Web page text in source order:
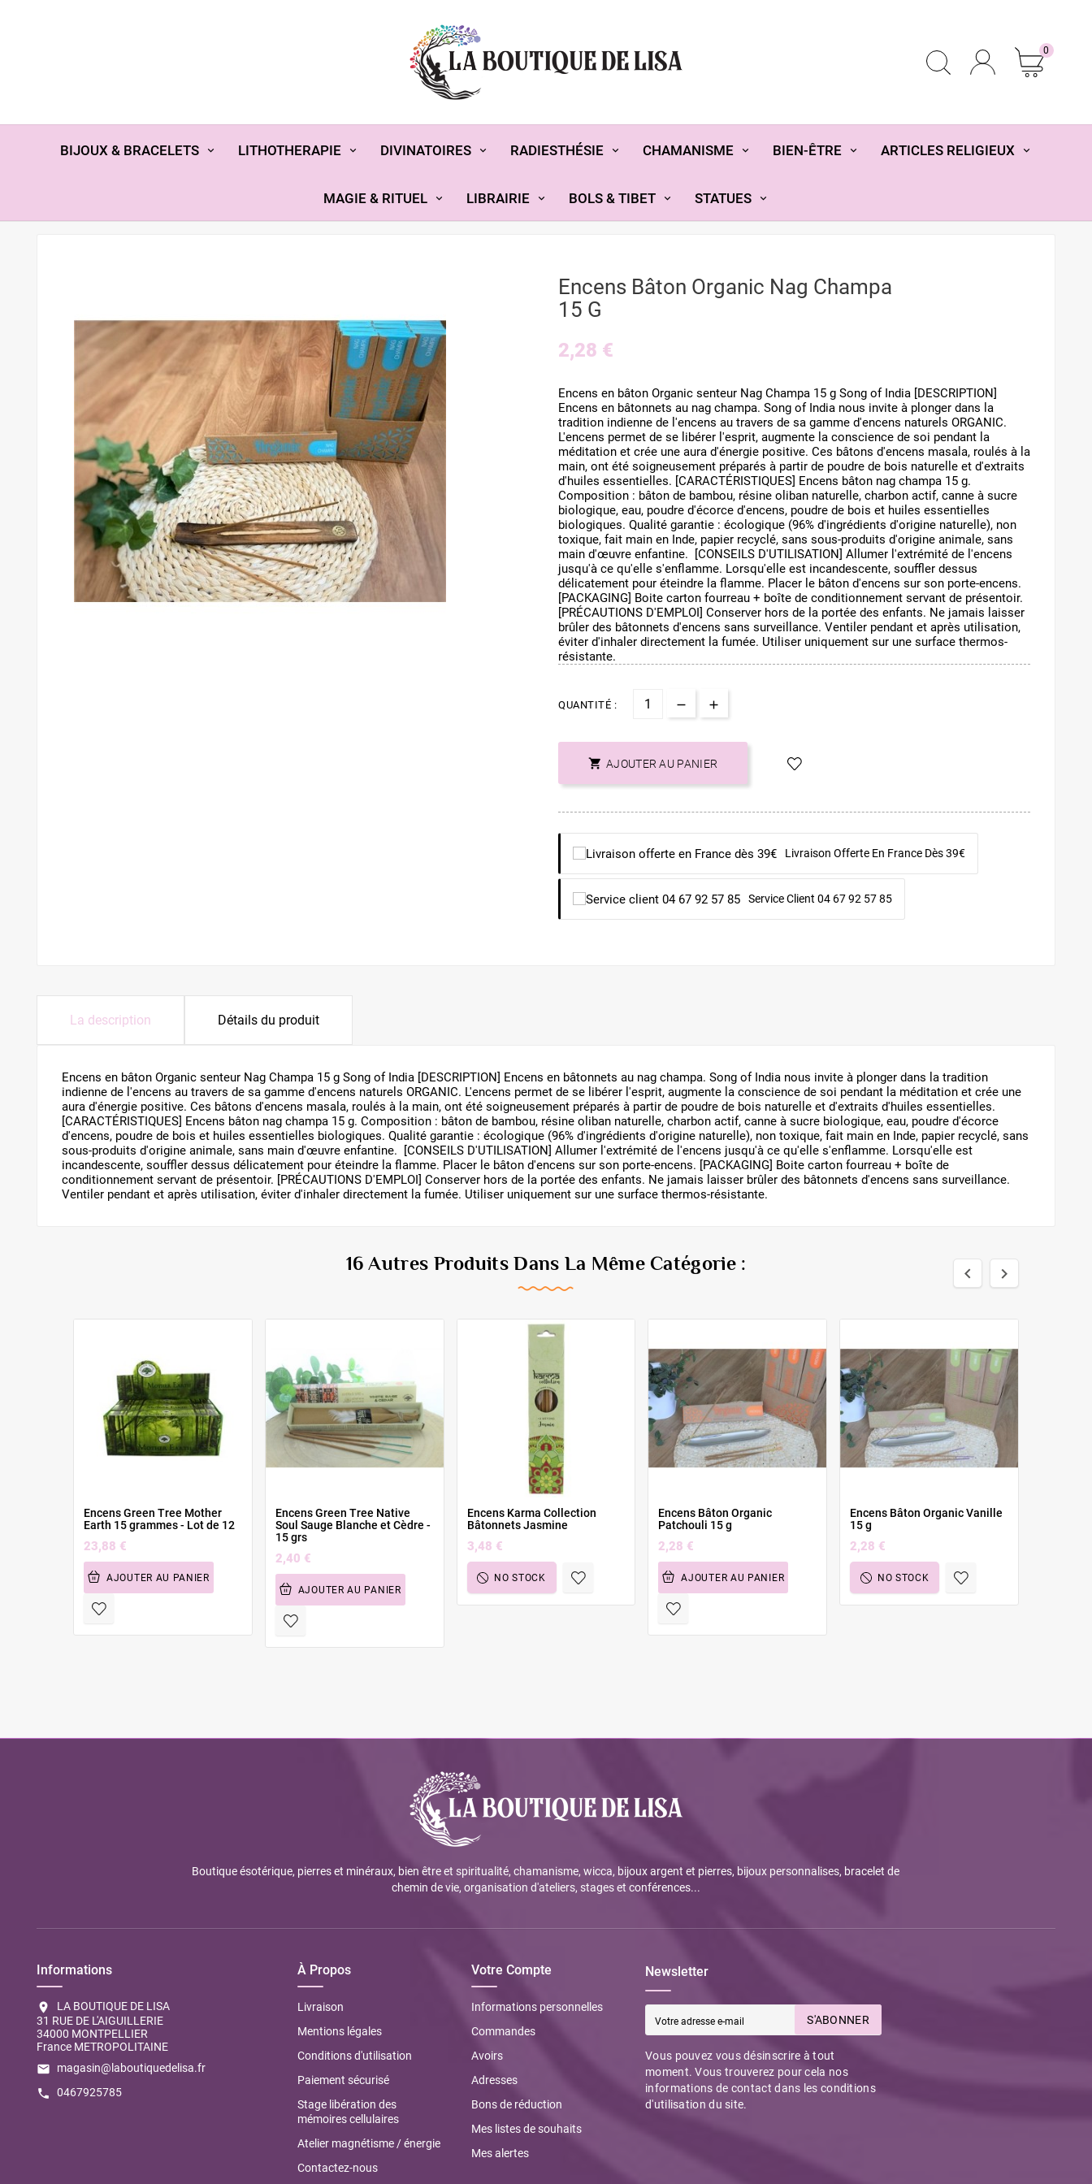
0
BIJOUX & BRACELETS LITHOTHERAPIE DIVINATOIRES RADIESTHÉSIE CHAMANISME BIEN-ÊTRE ARTICLES RELIGIEUX
MAGIE & RITUEL LIBRAIRIE BOLS & TIBET STATUES
Encens Bâton Organic Nag Champa
15 G
2,28 €
Encens en bâton Organic senteur Nag Champa 15 g Song of India [DESCRIPTION]
Encens en bâtonnets au nag champa. Song of India nous invite à plonger dans la
tradition indienne de l'encens au travers de sa gamme d'encens naturels ORGANIC.
L'encens permet de se libérer l'esprit, augmente la conscience de soi pendant la
méditation et crée une aura d'énergie positive. Ces bâtons d'encens masala, roulés à la
main, ont été soigneusement préparés à partir de poudre de bois naturelle et d'extraits
d'huiles essentielles. [CARACTÉRISTIQUES] Encens bâton nag champa 15 g.
Composition : bâton de bambou, résine oliban naturelle, charbon actif, canne à sucre
biologique, eau, poudre d'écorce d'encens, poudre de bois et huiles essentielles
biologiques. Qualité garantie : écologique (96% d'ingrédients d'origine naturelle), non
toxique, fait main en Inde, papier recyclé, sans sous-produits d'origine animale, sans
main d'œuvre enfantine. [CONSEILS D'UTILISATION] Allumer l'extrémité de l'encens
jusqu'à ce qu'elle s'enflamme. Lorsqu'elle est incandescente, souffler dessus
délicatement pour éteindre la flamme. Placer le bâton d'encens sur son porte-encens.
[PACKAGING] Boite carton fourreau + boîte de conditionnement servant de présentoir.
[PRÉCAUTIONS D'EMPLOI] Conserver hors de la portée des enfants. Ne jamais laisser
brûler des bâtonnets d'encens sans surveillance. Ventiler pendant et après utilisation,
éviter d'inhaler directement la fumée. Utiliser uniquement sur une surface thermos-
résistante.
QUANTITÉ :
 AJOUTER AU PANIER
Livraison Offerte En France Dès 39€
Service Client 04 67 92 57 85
La description Détails du produit
Encens en bâton Organic senteur Nag Champa 15 g Song of India [DESCRIPTION] Encens en bâtonnets au nag champa. Song of India nous invite à plonger dans la tradition
indienne de l'encens au travers de sa gamme d'encens naturels ORGANIC. L'encens permet de se libérer l'esprit, augmente la conscience de soi pendant la méditation et crée une
aura d'énergie positive. Ces bâtons d'encens masala, roulés à la main, ont été soigneusement préparés à partir de poudre de bois naturelle et d'extraits d'huiles essentielles.
[CARACTÉRISTIQUES] Encens bâton nag champa 15 g. Composition : bâton de bambou, résine oliban naturelle, charbon actif, canne à sucre biologique, eau, poudre d'écorce
d'encens, poudre de bois et huiles essentielles biologiques. Qualité garantie : écologique (96% d'ingrédients d'origine naturelle), non toxique, fait main en Inde, papier recyclé, sans
sous-produits d'origine animale, sans main d'œuvre enfantine. [CONSEILS D'UTILISATION] Allumer l'extrémité de l'encens jusqu'à ce qu'elle s'enflamme. Lorsqu'elle est
incandescente, souffler dessus délicatement pour éteindre la flamme. Placer le bâton d'encens sur son porte-encens. [PACKAGING] Boite carton fourreau + boîte de
conditionnement servant de présentoir. [PRÉCAUTIONS D'EMPLOI] Conserver hors de la portée des enfants. Ne jamais laisser brûler des bâtonnets d'encens sans surveillance.
Ventiler pendant et après utilisation, éviter d'inhaler directement la fumée. Utiliser uniquement sur une surface thermos-résistante.
16 Autres Produits Dans La Même Catégorie :  
Encens Green Tree Mother
Earth 15 grammes - Lot de 12
23,88 €
AJOUTER AU PANIER
Encens Green Tree Native
Soul Sauge Blanche et Cèdre -
15 grs
2,40 €
AJOUTER AU PANIER
Encens Karma Collection
Bâtonnets Jasmine
3,48 €
NO STOCK
Encens Bâton Organic
Patchouli 15 g
2,28 €
AJOUTER AU PANIER
Encens Bâton Organic Vanille
15 g
2,28 €
NO STOCK
Boutique ésotérique, pierres et minéraux, bien être et spiritualité, chamanisme, wicca, bijoux argent et pierres, bijoux personnalises, bracelet de
chemin de vie, organisation d'ateliers, stages et conférences...
Informations
location_on
LA BOUTIQUE DE LISA
31 RUE DE L'AIGUILLERIE
34000 MONTPELLIER
France METROPOLITAINE
email magasin@laboutiquedelisa.fr
call 0467925785
À Propos
Livraison
Mentions légales
Conditions d'utilisation
Paiement sécurisé
Stage libération des
mémoires cellulaires
Atelier magnétisme / énergie
Contactez-nous
Votre Compte
Informations personnelles
Commandes
Avoirs
Adresses
Bons de réduction
Mes listes de souhaits
Mes alertes
Newsletter
S'ABONNER
Vous pouvez vous désinscrire à tout
moment. Vous trouverez pour cela nos
informations de contact dans les conditions
d'utilisation du site.